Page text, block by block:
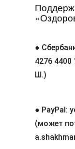
●
4276 4400
Ш.)
● PayPal:
(может